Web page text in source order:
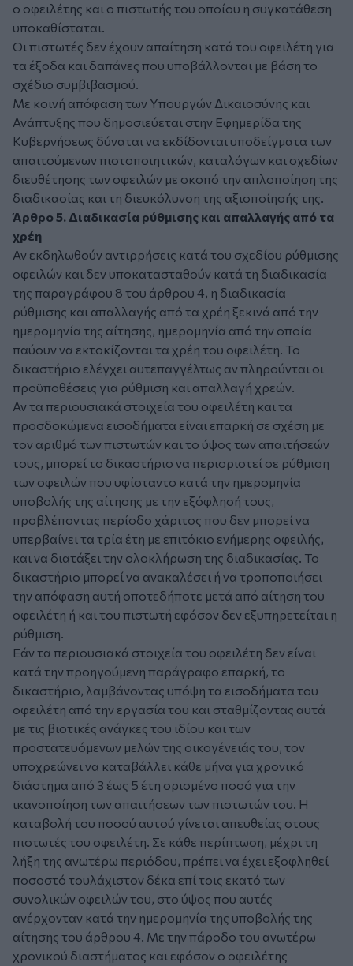
ο οφειλέτης και ο πιστωτής του οποίου η συγκατάθεση
υποκαθίσταται.
Οι πιστωτές δεν έχουν απαίτηση κατά του οφειλέτη για
τα έξοδα και δαπάνες που υποβάλλονται με βάση το
σχέδιο συμβιβασμού.
Με κοινή απόφαση των Υπουργών Δικαιοσύνης και
Ανάπτυξης που δημοσιεύεται στην Εφημερίδα της
Κυβερνήσεως δύναται να εκδίδονται υποδείγματα των
απαιτούμενων πιστοποιητικών, καταλόγων και σχεδίων
διευθέτησης των οφειλών με σκοπό την απλοποίηση της
διαδικασίας και τη διευκόλυνση της αξιοποίησής της.
Άρθρο 5. Διαδικασία ρύθμισης και απαλλαγής από τα
χρέη
Αν εκδηλωθούν αντιρρήσεις κατά του σχεδίου ρύθμισης
οφειλών και δεν υποκατασταθούν κατά τη διαδικασία
της παραγράφου 8 του άρθρου 4, η διαδικασία
ρύθμισης και απαλλαγής από τα χρέη ξεκινά από την
ημερομηνία της αίτησης, ημερομηνία από την οποία
παύουν να εκτοκίζονται τα χρέη του οφειλέτη. Το
δικαστήριο ελέγχει αυτεπαγγέλτως αν πληρούνται οι
προϋποθέσεις για ρύθμιση και απαλλαγή χρεών.
Αν τα περιουσιακά στοιχεία του οφειλέτη και τα
προσδοκώμενα εισοδήματα είναι επαρκή σε σχέση με
τον αριθμό των πιστωτών και το ύψος των απαιτήσεών
τους, μπορεί το δικαστήριο να περιοριστεί σε ρύθμιση
των οφειλών που υφίσταντο κατά την ημερομηνία
υποβολής της αίτησης με την εξόφλησή τους,
προβλέποντας περίοδο χάριτος που δεν μπορεί να
υπερβαίνει τα τρία έτη με επιτόκιο ενήμερης οφειλής,
και να διατάξει την ολοκλήρωση της διαδικασίας. Το
δικαστήριο μπορεί να ανακαλέσει ή να τροποποιήσει
την απόφαση αυτή οποτεδήποτε μετά από αίτηση του
οφειλέτη ή και του πιστωτή εφόσον δεν εξυπηρετείται η
ρύθμιση.
Εάν τα περιουσιακά στοιχεία του οφειλέτη δεν είναι
κατά την προηγούμενη παράγραφο επαρκή, το
δικαστήριο, λαμβάνοντας υπόψη τα εισοδήματα του
οφειλέτη από την εργασία του και σταθμίζοντας αυτά
με τις βιοτικές ανάγκες του ιδίου και των
προστατευόμενων μελών της οικογένειάς του, τον
υποχρεώνει να καταβάλλει κάθε μήνα για χρονικό
διάστημα από 3 έως 5 έτη ορισμένο ποσό για την
ικανοποίηση των απαιτήσεων των πιστωτών του. Η
καταβολή του ποσού αυτού γίνεται απευθείας στους
πιστωτές του οφειλέτη. Σε κάθε περίπτωση, μέχρι τη
λήξη της ανωτέρω περιόδου, πρέπει να έχει εξοφληθεί
ποσοστό τουλάχιστον δέκα επί τοις εκατό των
συνολικών οφειλών του, στο ύψος που αυτές
ανέρχονταν κατά την ημερομηνία της υποβολής της
αίτησης του άρθρου 4. Με την πάροδο του ανωτέρω
χρονικού διαστήματος και εφόσον ο οφειλέτης